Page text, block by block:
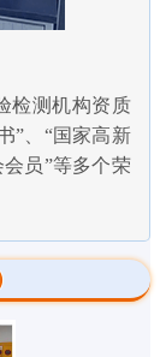
检测机构资质
”、“国家高新
会员”等多个荣